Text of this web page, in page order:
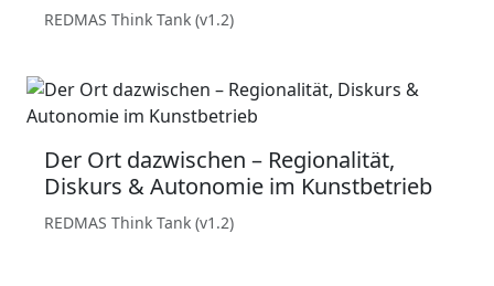
REDMAS Think Tank (v1.2)
Der Ort dazwischen – Regionalität,
Diskurs & Autonomie im Kunstbetrieb
REDMAS Think Tank (v1.2)